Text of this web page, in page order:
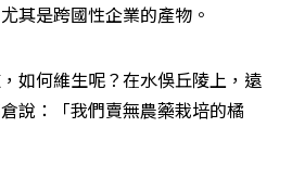
其是跨國性企業的產物。
如何維生呢？在水俁丘陵上，遠
說：「我們賣無農藥栽培的橘